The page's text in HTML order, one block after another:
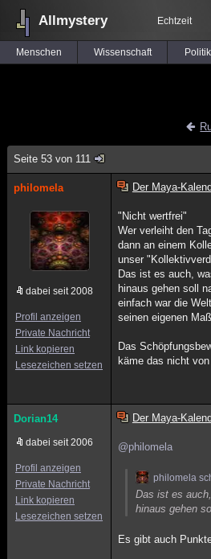
Allmystery Echtzeit
Menschen Wissenschaft Politik
Seite 53 von 111
philomela
dabei seit 2008
Profil anzeigen
Private Nachricht
Link kopieren
Lesezeichen setzen
Der Maya-
"Nicht wertfrei"
Wer verleiht den
dann an einem
unser
Das ist es auch,
hinaus gehen soll
einfach war die
seinen eigenen
Das
käme das nicht
Dorian14
dabei seit 2006
Profil anzeigen
Private Nachricht
Link kopieren
Lesezeichen setzen
Der Maya-
@philomela
philomela
Das ist es
hinaus gehen
Es gibt auch